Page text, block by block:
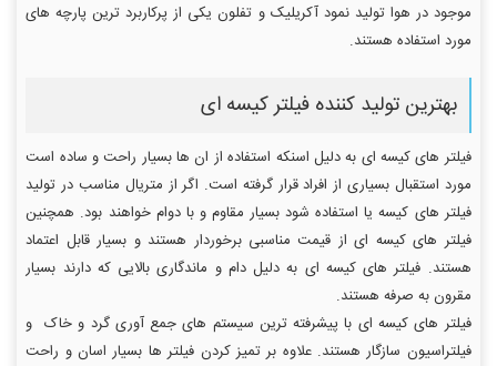
موجود در هوا تولید نمود آکریلیک و تفلون یکی از پرکاربرد ترین پارچه های
مورد استفاده هستند.
بهترین تولید کننده فیلتر کیسه ای
فیلتر های کیسه ای به دلیل اسنکه استفاده از ان ها بسیار راحت و ساده است
مورد استقبال بسیاری از افراد قرار گرفته است. اگر از متریال مناسب در تولید
فیلتر های کیسه یا استفاده شود بسیار مقاوم و با دوام خواهند بود. همچنین
فیلتر های کیسه ای از قیمت مناسبی برخوردار هستند و بسیار قابل اعتماد
هستند. فیلتر های کیسه ای به دلیل دام و ماندگاری بالایی که دارند بسیار
مقرون به صرفه هستند.
فیلتر های کیسه ای با پیشرفته ترین سیستم های جمع آوری گرد و خاک و
فیلتراسیون سازگار هستند. علاوه بر تمیز کردن فیلتر ها بسیار اسان و راحت